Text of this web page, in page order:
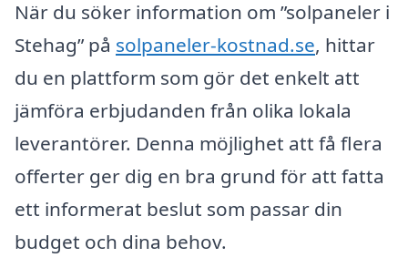
När du söker information om ”solpaneler i
Stehag” på solpaneler-kostnad.se, hittar
du en plattform som gör det enkelt att
jämföra erbjudanden från olika lokala
leverantörer. Denna möjlighet att få flera
offerter ger dig en bra grund för att fatta
ett informerat beslut som passar din
budget och dina behov.